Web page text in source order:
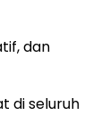
dan
di seluruh